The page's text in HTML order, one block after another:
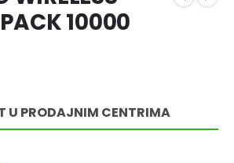
10000
U PRODAJNIM CENTRIMA